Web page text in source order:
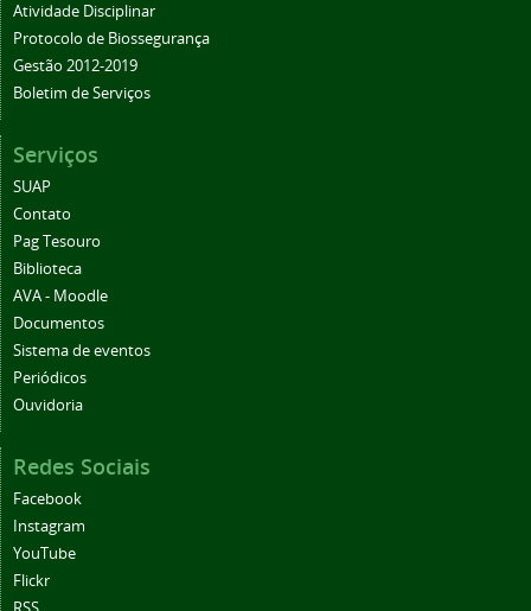
Protocolo de Biossegurança
Gestão 2012-2019
Boletim de Serviços
SUAP
Contato
Pag Tesouro
Biblioteca
AVA - Moodle
Documentos
Sistema de eventos
Periódicos
Ouvidoria
Facebook
Instagram
YouTube
Flickr
RSS